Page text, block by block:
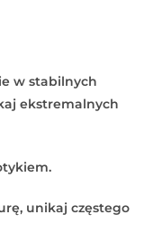
w stabilnych
ekstremalnych
unikaj częstego